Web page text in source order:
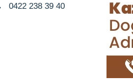
0422 238 39 40